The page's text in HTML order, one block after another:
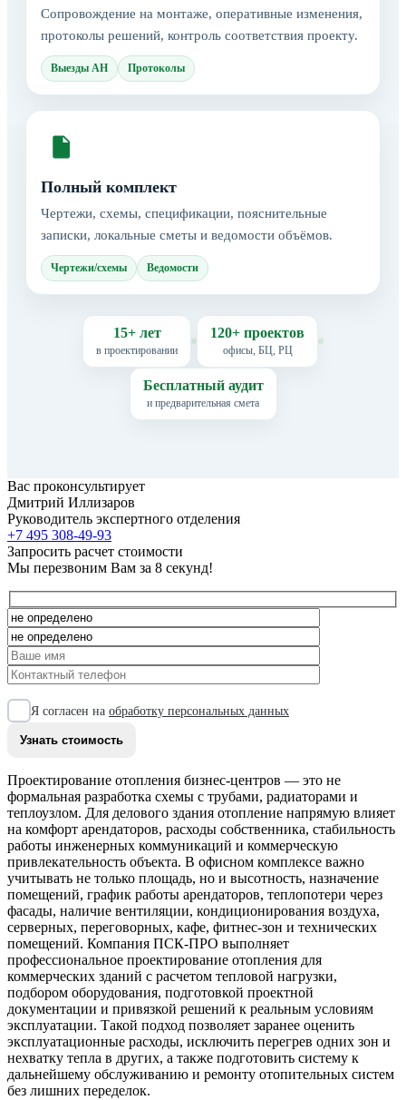
Сопровождение на монтаже, оперативные изменения,
протоколы решений, контроль соответствия проекту.
Выезды АН Протоколы
Полный комплект
Чертежи, схемы, спецификации, пояснительные
записки, локальные сметы и ведомости объёмов.
Чертежи/схемы Ведомости
15+ лет
в проектировании
120+ проектов
офисы, БЦ, РЦ
Бесплатный аудит
и предварительная смета
Вас проконсультирует
Дмитрий Иллизаров
Руководитель экспертного отделения
+7 495 308-49-93
Запросить расчет стоимости
Мы перезвоним Вам за 8 секунд!
Я согласен на обработку персональных данных
Проектирование отопления бизнес-центров — это не
формальная разработка схемы с трубами, радиаторами и
теплоузлом. Для делового здания отопление напрямую влияет
на комфорт арендаторов, расходы собственника, стабильность
работы инженерных коммуникаций и коммерческую
привлекательность объекта. В офисном комплексе важно
учитывать не только площадь, но и высотность, назначение
помещений, график работы арендаторов, теплопотери через
фасады, наличие вентиляции, кондиционирования воздуха,
серверных, переговорных, кафе, фитнес-зон и технических
помещений. Компания ПСК-ПРО выполняет
профессиональное проектирование отопления для
коммерческих зданий с расчетом тепловой нагрузки,
подбором оборудования, подготовкой проектной
документации и привязкой решений к реальным условиям
эксплуатации. Такой подход позволяет заранее оценить
эксплуатационные расходы, исключить перегрев одних зон и
нехватку тепла в других, а также подготовить систему к
дальнейшему обслуживанию и ремонту отопительных систем
без лишних переделок.